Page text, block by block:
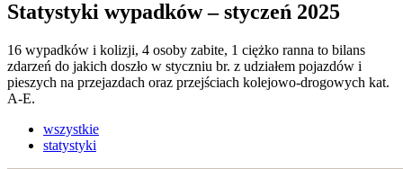
Statystyki wypadków – styczeń 2025
16 wypadków i kolizji, 4 osoby zabite, 1 ciężko ranna to bilans
zdarzeń do jakich doszło w styczniu br. z udziałem pojazdów i
pieszych na przejazdach oraz przejściach kolejowo-drogowych kat.
A-E.
wszystkie
statystyki